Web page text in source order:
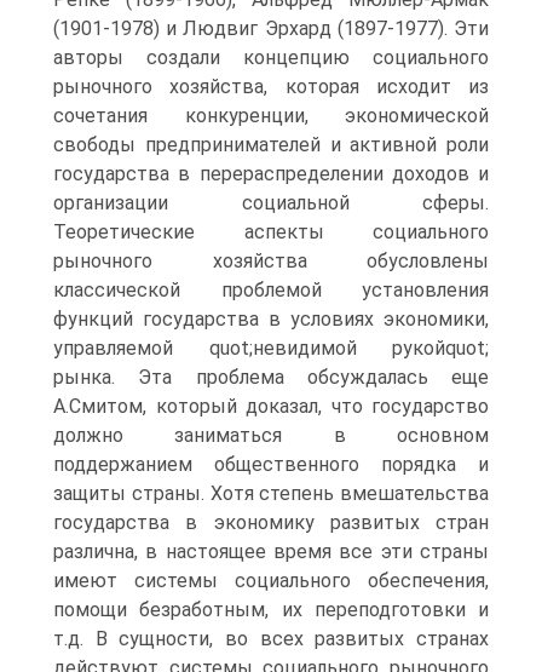
(1901-1978) и Людвиг Эрхард (1897-1977). Эти
авторы создали концепцию социального
рыночного хозяйства, которая исходит из
сочетания конкуренции, экономической
свободы предпринимателей и активной роли
государства в перераспределении доходов и
организации социальной сферы.
Теоретические аспекты социального
рыночного хозяйства обусловлены
классической проблемой установления
функций государства в условиях экономики,
управляемой quot;невидимой рукойquot;
рынка. Эта проблема обсуждалась еще
А.Смитом, который доказал, что государство
должно заниматься в основном
поддержанием общественного порядка и
защиты страны. Хотя степень вмешательства
государства в экономику развитых стран
различна, в настоящее время все эти страны
имеют системы социального обеспечения,
помощи безработным, их переподготовки и
т.д. В сущности, во всех развитых странах